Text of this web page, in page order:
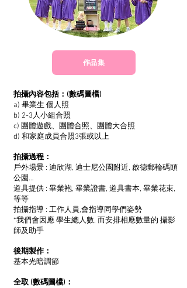
作品集
拍攝內容包括：(數碼圖檔)
a) 畢業生 個人照
b) 2-3人小組合照
c) 團體遊戲、團體合照、團體大合照
d) 和家庭成員合照3張或以上
拍攝過程：
戶外場景 : 迪欣湖, 迪士尼公園附近, 啟德郵輪碼頭
公園…
道具提供 : 畢業袍, 畢業證書, 道具書本, 畢業花束,
等等
拍攝指導 : 工作人員,會指導同學們姿勢
*我們會因應 學生總人數, 而安排相應數量的 攝影
師及助手
後期製作：
基本光暗調節
全取 (數碼圖檔)：